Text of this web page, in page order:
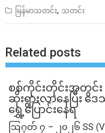
မြန်မာသတင်း, သတင်း
Related posts
စစ်ကိုင်းတိုင်းအတွင်း
ဆိုးရွားလာနေပြီး ဒ
ရွှေ့ပြောင်းနေရ
ဩဂုတ် ၇ – ၂၀၂၆ SS